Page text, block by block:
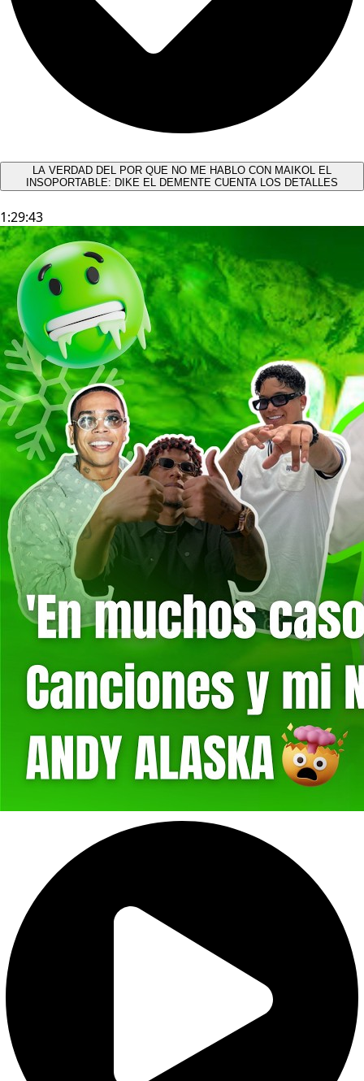
LA VERDAD DEL POR QUE NO ME HABLO CON MAIKOL EL
INSOPORTABLE: DIKE EL DEMENTE CUENTA LOS DETALLES
1:29:43